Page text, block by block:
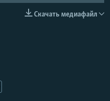
Скачать медиафайл